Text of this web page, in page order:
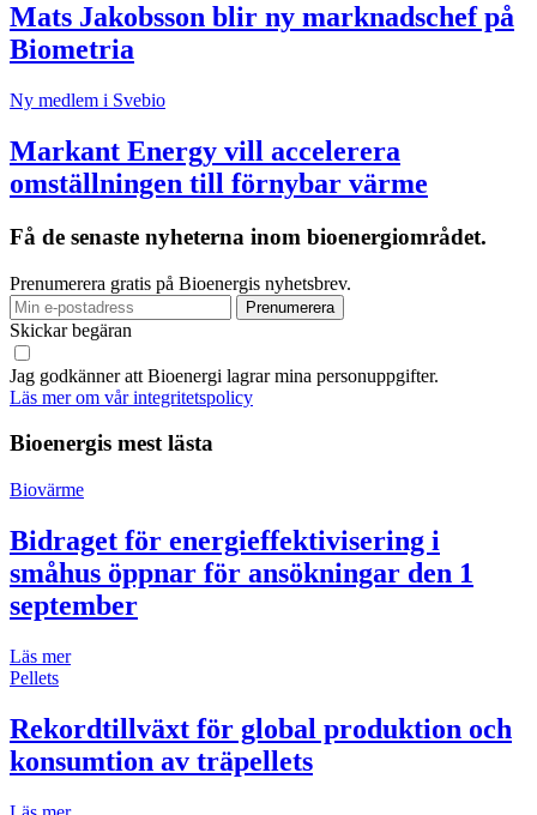
Mats Jakobsson blir ny marknadschef på
Biometria
Ny medlem i Svebio
Markant Energy vill accelerera
omställningen till förnybar värme
Få de senaste nyheterna inom bioenergiområdet.
Prenumerera gratis på Bioenergis nyhetsbrev.
Skickar begäran
Jag godkänner att Bioenergi lagrar mina personuppgifter.
Läs mer om vår integritetspolicy
Bioenergis mest lästa
Biovärme
Bidraget för energieffektivisering i
småhus öppnar för ansökningar den 1
september
Läs mer
Pellets
Rekordtillväxt för global produktion och
konsumtion av träpellets